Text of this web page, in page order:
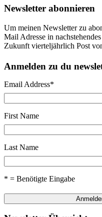
Newsletter abonnieren
Um meinen Newsletter zu
Mail Adresse in
Zukunft vierteljährlich Post
Anmelden zu du
Email Address*
First Name
Last Name
* = Benötigte Eingabe